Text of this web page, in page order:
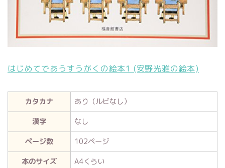
はじめてであうすうがくの絵本1 (安野光雅の絵本)
カタカナ
あり（ルビなし）
漢字
なし
ページ数
102ページ
本のサイズ
A4くらい